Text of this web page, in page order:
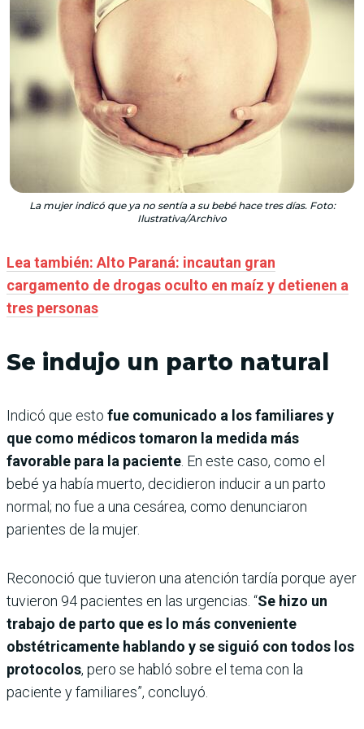
La mujer indicó que ya no sentía a su bebé hace tres días. Foto:
Ilustrativa/Archivo
Lea también: Alto Paraná: incautan gran
cargamento de drogas oculto en maíz y detienen a
tres personas
Se indujo un parto natural
Indicó que esto fue comunicado a los familiares y
que como médicos tomaron la medida más
favorable para la paciente . En este caso, como el
bebé ya había muerto, decidieron inducir a un parto
normal; no fue a una cesárea, como denunciaron
parientes de la mujer.
Reconoció que tuvieron una atención tardía porque ayer
tuvieron 94 pacientes en las urgencias. “Se hizo un
trabajo de parto que es lo más conveniente
obstétricamente hablando y se siguió con todos los
protocolos, pero se habló sobre el tema con la
paciente y familiares”, concluyó.